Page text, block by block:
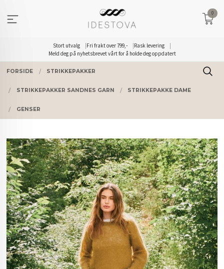
innholdet
Stort utvalg Fri frakt over 799,-
Rask levering
Meld deg på nyhetsbrevet vårt for å holde deg oppdatert
0
FORSIDE STRIKKEPAKKER
STRIKKEPAKKER SANDNES GARN STRIKKEPAKKE DAME
GENSER